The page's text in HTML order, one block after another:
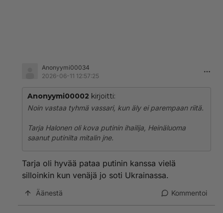
Anonyymi00034
2026-06-11 12:57:25
Anonyymi00002 kirjoitti:
Noin vastaa tyhmä vassari, kun äly ei parempaan riitä.
Tarja Halonen oli kova putinin ihailija, Heinäluoma
saanut putinilta mitalin jne.
Tarja oli hyvää pataa putinin kanssa vielä
silloinkin kun venäjä jo soti Ukrainassa.
Äänestä Kommentoi